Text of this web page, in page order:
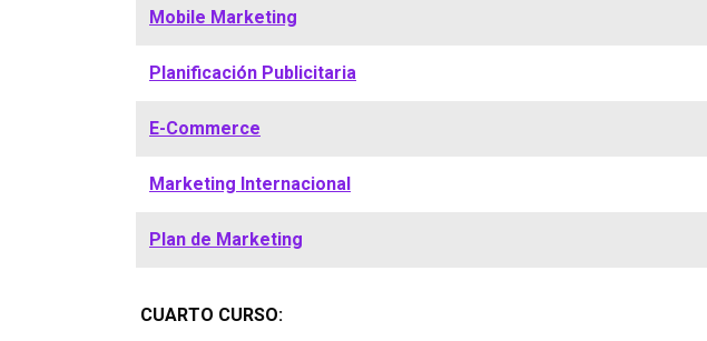
Mobile Marketing
Planificación Publicitaria
E-Commerce
Marketing Internacional
Plan de Marketing
CUARTO CURSO: